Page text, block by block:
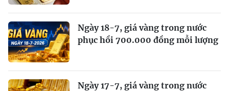
Ngày 18-7, giá vàng trong nước
phục hồi 700.000 đồng mỗi lượng
Ngày 17-7, giá vàng trong nước